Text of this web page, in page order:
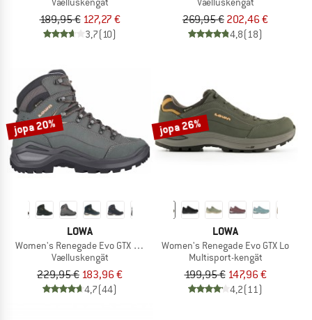
189,95 € 127,27 €
3,7(10)
269,95 € 202,46 €
4,8(18)
jopa 20%
LOWA
Women's Renegade Evo GTX Mid
Vaelluskengät
229,95 € 183,96 €
4,7(44)
jopa 26%
LOWA
Women's Renegade Evo GTX Lo
Multisport-kengät
199,95 € 147,96 €
4,2(11)